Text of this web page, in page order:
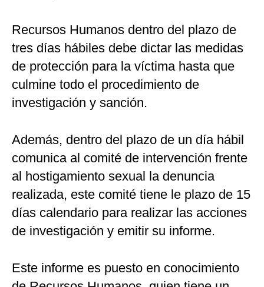
Recursos Humanos dentro del plazo de
tres días hábiles debe dictar las medidas
de protección para la víctima hasta que
culmine todo el procedimiento de
investigación y sanción.
Además, dentro del plazo de un día hábil
comunica al comité de intervención frente
al hostigamiento sexual la denuncia
realizada, este comité tiene le plazo de 15
días calendario para realizar las acciones
de investigación y emitir su informe.
Este informe es puesto en conocimiento